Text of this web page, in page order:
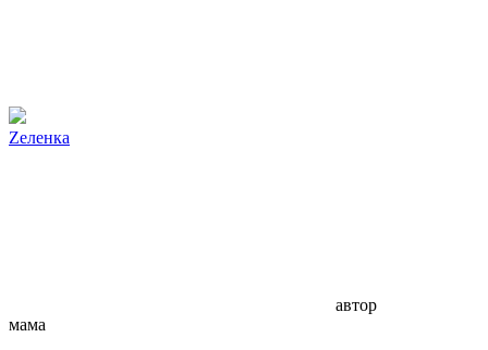
Zеленка
автор
мама